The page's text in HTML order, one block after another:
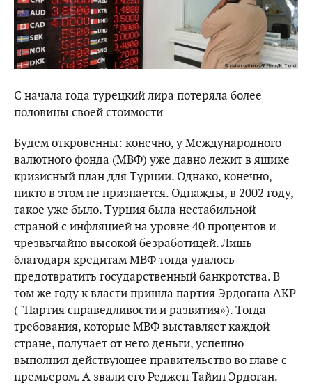
С начала года турецкий лира потеряла более
половины своей стоимости
Будем откровенны: конечно, у Международного
валютного фонда (МВФ) уже давно лежит в ящике
кризисный план для Турции. Однако, конечно,
никто в этом не признается. Однажды, в 2002 году,
такое уже было. Турция была нестабильной
страной с инфляцией на уровне 40 процентов и
чрезвычайно высокой безработицей. Лишь
благодаря кредитам МВФ тогда удалось
предотвратить государственный банкротства. В
том же году к власти пришла партия Эрдогана AKP
( "Партия справедливости и развития»). Тогда
требования, которые МВФ выставляет каждой
стране, получает от него деньги, успешно
выполнил действующее правительство во главе с
премьером. А звали его Реджеп Тайип Эрдоган.